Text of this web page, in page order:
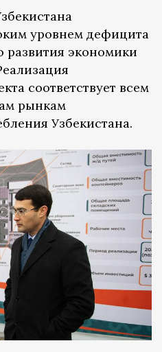
уровнем дефицита
экономики
соответствует всем
рынкам
Узбекистана.